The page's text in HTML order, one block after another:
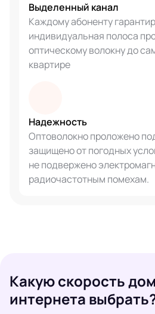
Выделенный канал
Каждому абоненту
индивидуальная полоса
оптическому волокну до
квартире
Надежность
Оптоволокно проложено
защищено от погодных
не подвержено
радиочастотным помехам.
Какую скорость
интернета